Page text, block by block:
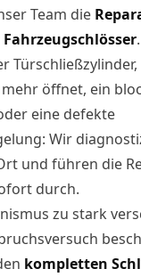
Team die
öffnet, ein
eine defekte
Wir
und führen die
durch.
zu stark
kompletten